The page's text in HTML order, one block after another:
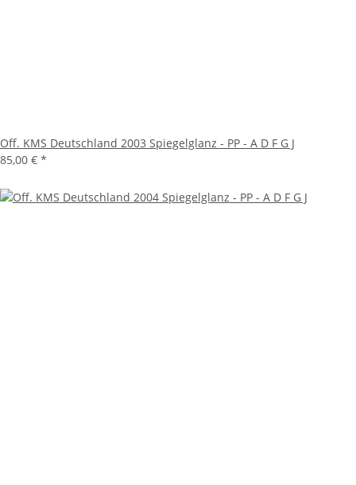
Off. KMS Deutschland 2003 Spiegelglanz - PP - A D F G J
85,00 € *